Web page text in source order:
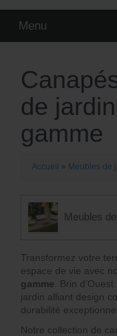
Menu
de
gamme
Accueil » Meubles de
Meubles
Transformez votre
espace de vie avec
gamme . Brin
jardin alliant design
durabilité
Notre collection de